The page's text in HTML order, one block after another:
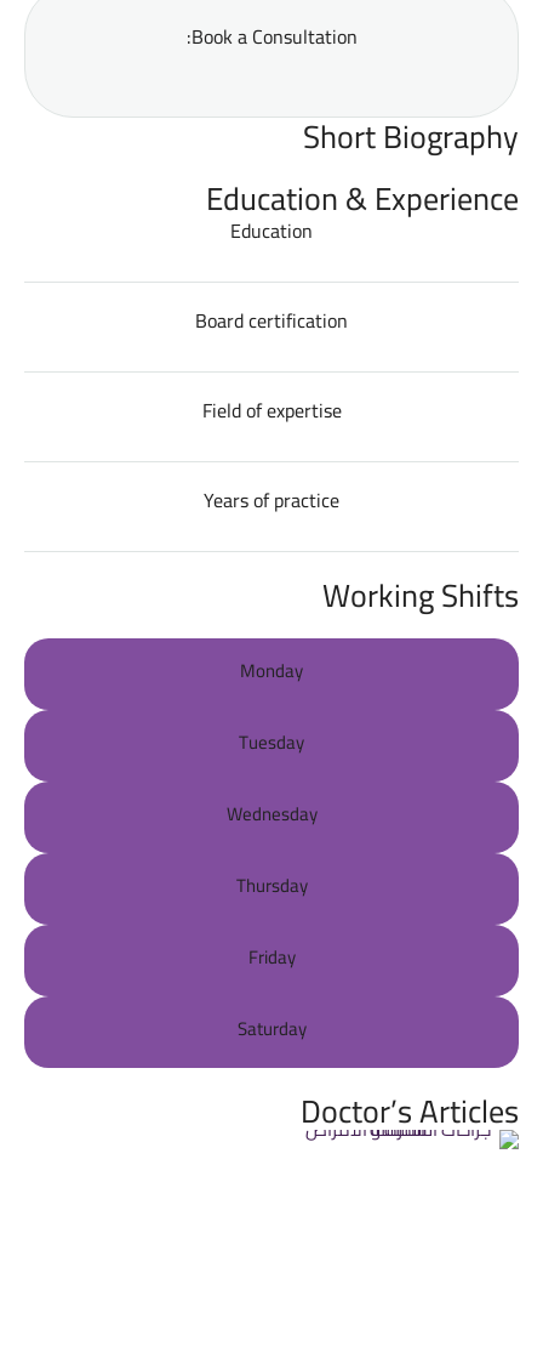
Book a Consultation:
Short Biography
Education & Experience
Education
Board certification
Field of expertise
Years of practice
Working Shifts
Monday
Tuesday
Wednesday
Thursday
Friday
Saturday
Doctor’s Articles